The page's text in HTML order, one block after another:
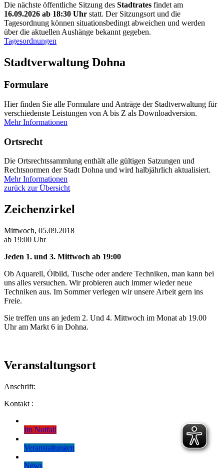
Die nächste öffentliche Sitzung des Stadtrates findet am
16.09.2026 ab 18:30 Uhr statt. Der Sitzungsort und die
Tagesordnung können situationsbedingt abweichen und werden
über die aktuellen Aushänge bekannt gegeben.
Tagesordnungen
Stadtverwaltung Dohna
Formulare
Hier finden Sie alle Formulare und Anträge der Stadtverwaltung für
verschiedenste Leistungen von A bis Z als Downloadversion.
Mehr Informationen
Ortsrecht
Die Ortsrechtssammlung enthält alle gültigen Satzungen und
Rechtsnormen der Stadt Dohna und wird halbjährlich aktualisiert.
Mehr Informationen
zurück zur Übersicht
Zeichenzirkel
Mittwoch, 05.09.2018
ab 19:00 Uhr
Jeden 1. und 3. Mittwoch ab 19:00
Ob Aquarell, Ölbild, Tusche oder andere Techniken, man kann bei
uns alles versuchen. Wir probieren auch immer wieder neue
Techniken aus. Im Sommer verlegen wir unsere Arbeit gern ins
Freie.
Sie treffen uns an jedem 2. Und 4. Mittwoch im Monat ab 19.00
Uhr am Markt 6 in Dohna.
Veranstaltungsort
Anschrift:
Kontakt :
Im Notfall
Veranstaltungen
News